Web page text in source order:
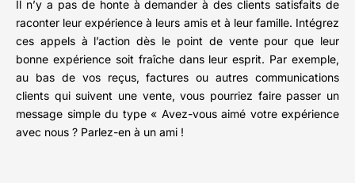
Il n’y a pas de honte à demander à des clients satisfaits de
raconter leur expérience à leurs amis et à leur famille. Intégrez
ces appels à l’action dès le point de vente pour que leur
bonne expérience soit fraîche dans leur esprit. Par exemple,
au bas de vos reçus, factures ou autres communications
clients qui suivent une vente, vous pourriez faire passer un
message simple du type « Avez-vous aimé votre expérience
avec nous ? Parlez-en à un ami !